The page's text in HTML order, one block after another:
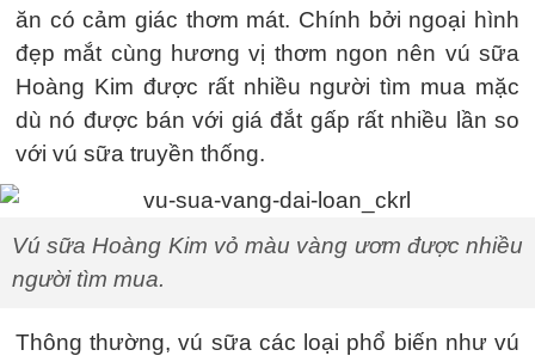
ăn có cảm giác thơm mát. Chính bởi ngoại hình
đẹp mắt cùng hương vị thơm ngon nên vú sữa
Hoàng Kim được rất nhiều người tìm mua mặc
dù nó được bán với giá đắt gấp rất nhiều lần so
với vú sữa truyền thống.
Vú sữa Hoàng Kim vỏ màu vàng ươm được nhiều
người tìm mua.
Thông thường, vú sữa các loại phổ biến như vú